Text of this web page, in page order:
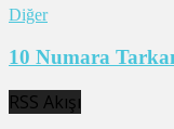
Diğer
10 Numara
RSS Akışı